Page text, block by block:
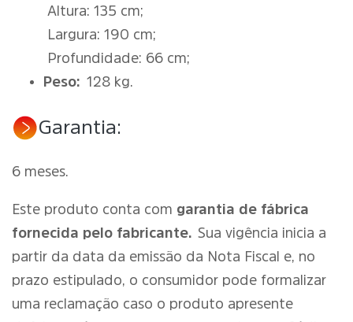
Altura: 135 cm;
Largura: 190 cm;
Profundidade: 66 cm;
Peso: 128 kg.
Garantia:
6 meses.
Este produto conta com garantia de fábrica
fornecida pelo fabricante. Sua vigência inicia a
partir da data da emissão da Nota Fiscal e, no
prazo estipulado, o consumidor pode formalizar
uma reclamação caso o produto apresente